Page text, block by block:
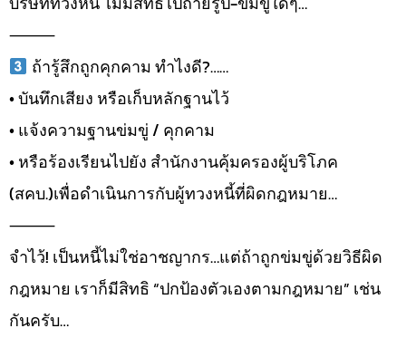
⸻
ถ้ารู้สึกถูกคุกคาม ทำไงดี?……
• บันทึกเสียง หรือเก็บหลักฐานไว้
• แจ้งความฐานข่มขู่ / คุกคาม
• หรือร้องเรียนไปยัง สำนักงานคุ้มครองผู้บริโภค
(สคบ.)เพื่อดำเนินการกับผู้ทวงหนี้ที่ผิดกฎหมาย…
⸻
จำไว้! เป็นหนี้ไม่ใช่อาชญากร…แต่ถ้าถูกข่มขู่ด้วยวิธีผิด
กฎหมาย เราก็มีสิทธิ “ปกป้องตัวเองตามกฎหมาย” เช่น
กันครับ…